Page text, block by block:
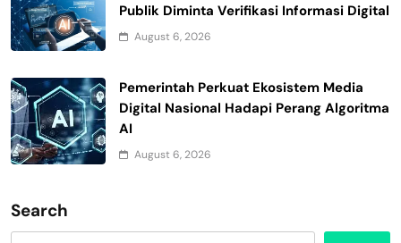
Publik Diminta Verifikasi Informasi Digital
August 6, 2026
Pemerintah Perkuat Ekosistem Media
Digital Nasional Hadapi Perang Algoritma
AI
August 6, 2026
Search